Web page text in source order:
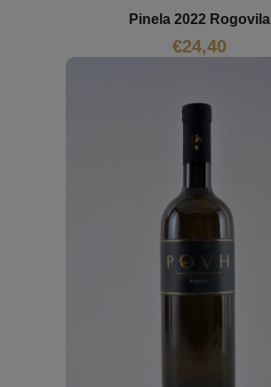
Pinela 2022 Rogovila
€24,40